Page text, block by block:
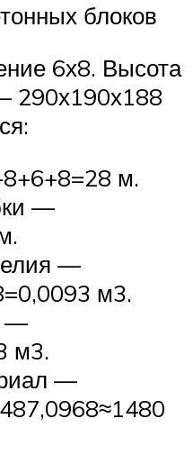
блоков
6х8. Высота
290х190х188
м.
—
—
м3.
—
м3.
—